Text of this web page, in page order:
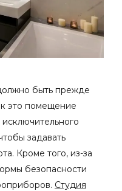
быть прежде
это помещение
исключительного
задавать
Кроме того, из-за
безопасности
Студия